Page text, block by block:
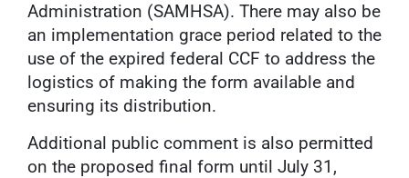
Administration (SAMHSA). There may also be
an implementation grace period related to the
use of the expired federal CCF to address the
logistics of making the form available and
ensuring its distribution.
Additional public comment is also permitted
on the proposed final form until July 31,